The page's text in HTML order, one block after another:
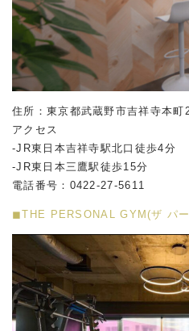
住所：東京都武蔵野市吉祥寺本
アクセス
-JR東日本吉祥寺駅北口徒歩4分
-JR東日本三鷹駅徒歩15分
電話番号：0422-27-5611
◼︎THE PERSONAL GYM(ザ パ